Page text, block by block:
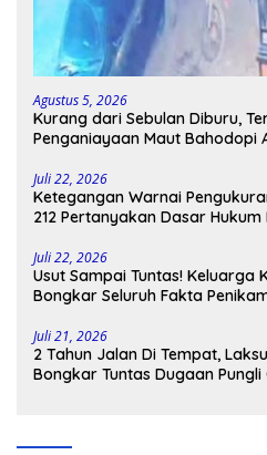
Agustus 5, 2026
Kurang dari Sebulan Diburu,
Penganiayaan Maut Bahodopi
Juli 22, 2026
Ketegangan Warnai
212 Pertanyakan Dasar Hukum
Juli 22, 2026
Usut Sampai Tuntas! Keluarga
Bongkar Seluruh Fakta
Juli 21, 2026
2 Tahun Jalan Di Tempat,
Bongkar Tuntas Dugaan Pungli